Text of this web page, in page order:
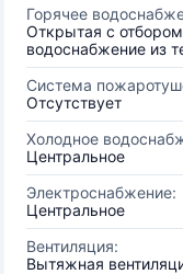
Горячее
Открытая с
водоснабжение из
Система
Отсутствует
Холодное
Центральное
Электроснабжение:
Центральное
Вентиляция:
Вытяжная